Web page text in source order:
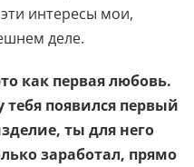
интересы мои,
деле.
как первая любовь.
появился первый
ты для него
заработал, прямо